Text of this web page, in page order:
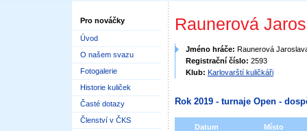
Pro nováčky
Úvod
O našem svazu
Fotogalerie
Historie kuliček
Časté dotazy
Členství v ČKS
Raunerová
Jméno hráče: Raunerová
Registrační číslo: 2593
Klub: Karlovarští kuličkáři
Rok 2019 - turnaje Open -
Datum Místo